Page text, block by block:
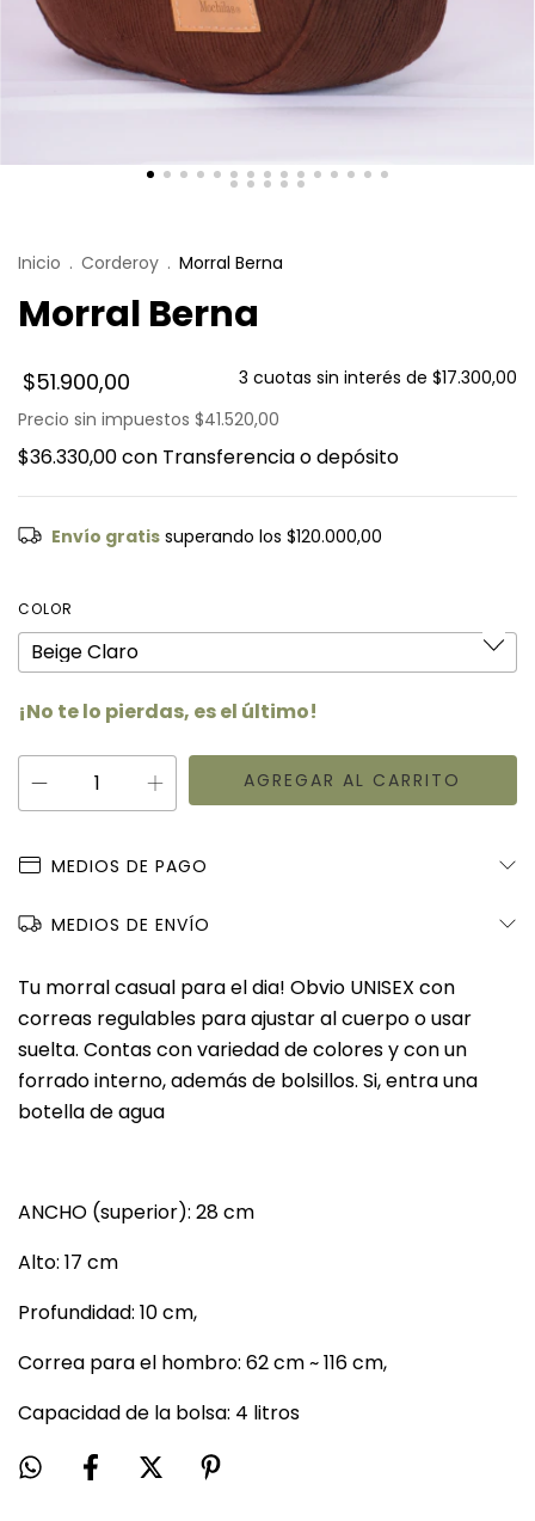
Inicio . Corderoy . Morral Berna
Morral Berna
$51.900,00 3 cuotas sin interés de $17.300,00
Precio sin impuestos $41.520,00
$36.330,00con Transferencia o depósito
Envío gratis superando los $120.000,00
COLOR
¡No te lo pierdas, es el último!
MEDIOS DE PAGO
MEDIOS DE ENVÍO
Tu morral casual para el dia! Obvio UNISEX con
correas regulables para ajustar al cuerpo o usar
suelta. Contas con variedad de colores y con un
forrado interno, además de bolsillos. Si, entra una
botella de agua
ANCHO (superior): 28 cm
Alto: 17 cm
Profundidad: 10 cm,
Correa para el hombro: 62 cm ~ 116 cm,
Capacidad de la bolsa: 4 litros